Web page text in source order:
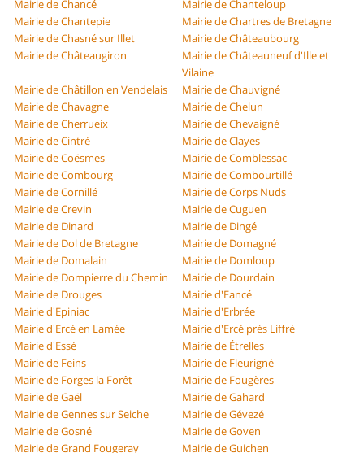
Mairie de Chancé
Mairie de Chanteloup
Mairie de Chantepie
Mairie de Chartres de Bretagne
Mairie de Chasné sur Illet
Mairie de Châteaubourg
Mairie de Châteaugiron
Mairie de Châteauneuf d'Ille et
Vilaine
Mairie de Châtillon en Vendelais
Mairie de Chauvigné
Mairie de Chavagne
Mairie de Chelun
Mairie de Cherrueix
Mairie de Chevaigné
Mairie de Cintré
Mairie de Clayes
Mairie de Coësmes
Mairie de Comblessac
Mairie de Combourg
Mairie de Combourtillé
Mairie de Cornillé
Mairie de Corps Nuds
Mairie de Crevin
Mairie de Cuguen
Mairie de Dinard
Mairie de Dingé
Mairie de Dol de Bretagne
Mairie de Domagné
Mairie de Domalain
Mairie de Domloup
Mairie de Dompierre du Chemin
Mairie de Dourdain
Mairie de Drouges
Mairie d'Eancé
Mairie d'Epiniac
Mairie d'Erbrée
Mairie d'Ercé en Lamée
Mairie d'Ercé près Liffré
Mairie d'Essé
Mairie de Étrelles
Mairie de Feins
Mairie de Fleurigné
Mairie de Forges la Forêt
Mairie de Fougères
Mairie de Gaël
Mairie de Gahard
Mairie de Gennes sur Seiche
Mairie de Gévezé
Mairie de Gosné
Mairie de Goven
Mairie de Grand Fougeray
Mairie de Guichen